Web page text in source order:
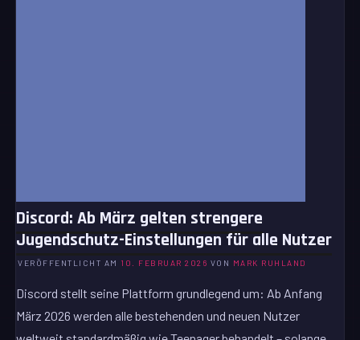
Discord: Ab März gelten strengere
Jugendschutz-Einstellungen für alle Nutzer
VERÖFFENTLICHT AM 10. FEBRUAR 2026 VON MARK RUHLAND
Discord stellt seine Plattform grundlegend um: Ab Anfang
März 2026 werden alle bestehenden und neuen Nutzer